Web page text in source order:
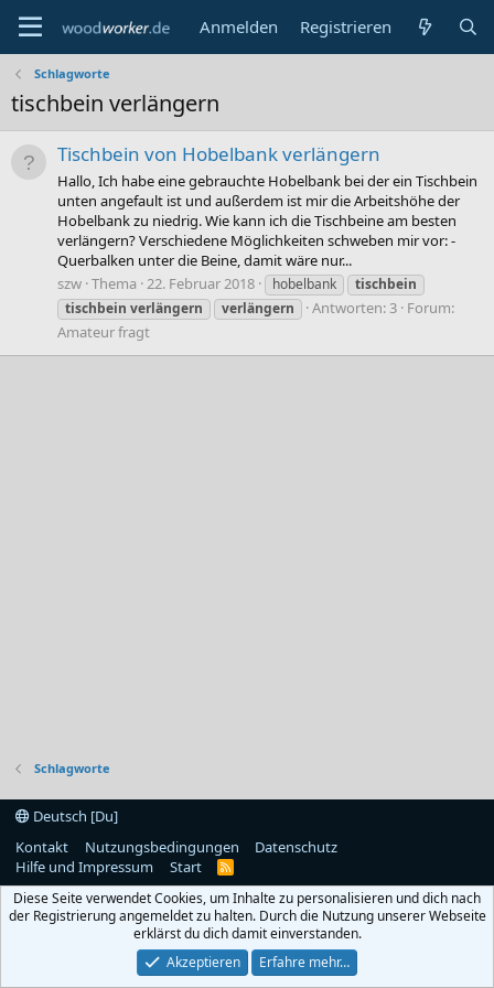
Anmelden Registrieren
Schlagworte
tischbein verlängern
Tischbein von Hobelbank verlängern
Hallo, Ich habe eine gebrauchte Hobelbank bei der ein Tischbein
unten angefault ist und außerdem ist mir die Arbeitshöhe der
Hobelbank zu niedrig. Wie kann ich die Tischbeine am besten
verlängern? Verschiedene Möglichkeiten schweben mir vor: -
Querbalken unter die Beine, damit wäre nur...
szw Thema 22. Februar 2018 hobelbank
tischbein
tischbein verlängern verlängern Antworten: 3 Forum:
Amateur fragt
Schlagworte
Deutsch [Du]
Kontakt
Nutzungsbedingungen
Datenschutz
Hilfe und Impressum
Start
R
S
Diese Seite verwendet Cookies, um Inhalte zu personalisieren und dich nach
der Registrierung angemeldet zu halten. Durch die Nutzung unserer Webseite
erklärst du dich damit einverstanden.
Akzeptieren
Erfahre mehr…